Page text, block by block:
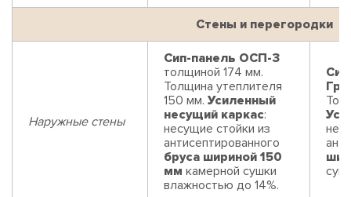
Стены и перегородки
Наружные стены
Сип-панель ОСП-3
толщиной 174 мм.
Толщина утеплителя
150 мм. Усиленный
несущий каркас:
несущие стойки из
антисептированного
бруса шириной 150
мм камерной сушки
влажностью до 14%.